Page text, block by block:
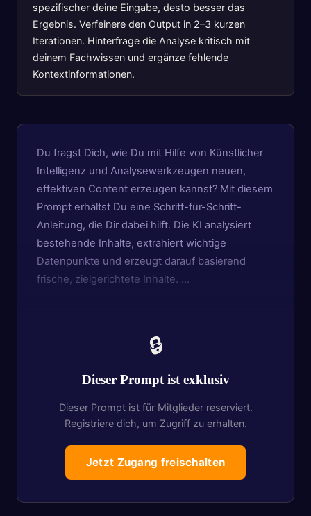
spezifischer deine Eingabe, desto besser das
Ergebnis. Verfeinere den Output in 2–3 kurzen
Iterationen. Hinterfrage die Analyse kritisch mit
deinem Fachwissen und ergänze fehlende
Kontextinformationen.
Du fragst Dich, wie Du mit Hilfe von Künstlicher
Intelligenz und Analysewerkzeugen neuen,
effektiven Content erzeugen kannst? Mit diesem
Prompt erhältst Du eine Schritt-für-Schritt-
Anleitung, die Dir dabei hilft. Die KI analysiert
bestehende Inhalte, extrahiert wichtige
Datenpunkte und erzeugt darauf basierend
frische, zielgerichtete Inhalte. …
🔒
Dieser Prompt ist exklusiv
Dieser Prompt ist für Mitglieder reserviert.
Registriere dich, um Zugriff zu erhalten.
Jetzt Zugang freischalten